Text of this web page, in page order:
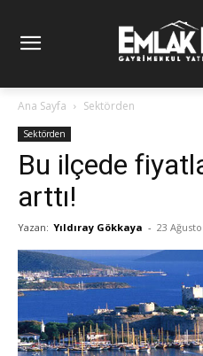
Ana Sayfa Sektörden
Sektörden
Bu ilçede
arttı!
Yazan: Yıldıray Gökkaya - 23